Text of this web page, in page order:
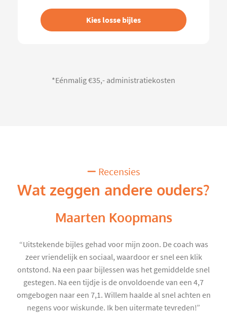
Kies losse bijles
*Eénmalig €35,- administratiekosten
Recensies
Wat zeggen andere ouders?
Maarten Koopmans
“Uitstekende bijles gehad voor mijn zoon. De coach was
zeer vriendelijk en sociaal, waardoor er snel een klik
ontstond. Na een paar bijlessen was het gemiddelde snel
gestegen. Na een tijdje is de onvoldoende van een 4,7
omgebogen naar een 7,1. Willem haalde al snel achten en
negens voor wiskunde. Ik ben uitermate tevreden!”